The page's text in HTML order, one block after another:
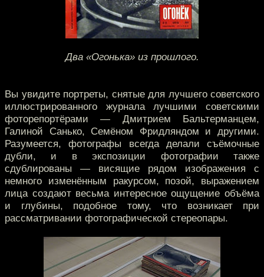
Два «Огонька» из прошлого.
Вы увидите портреты, снятые для лучшего советского
иллюстрированного журнала лучшими советскими
фоторепортёрами — Дмитрием Бальтерманцем,
Галиной Санько, Семёном Фридляндом и другими.
Разумеется, фотографы всегда делали съёмочные
дубли, и в экспозиции фотографии также
сдублированы — висящие рядом изображения с
немного изменённым ракурсом, позой, выражением
лица создают весьма интересное ощущение объёма
и глубины, подобное тому, что возникает при
рассматривании фотографической стереопары.